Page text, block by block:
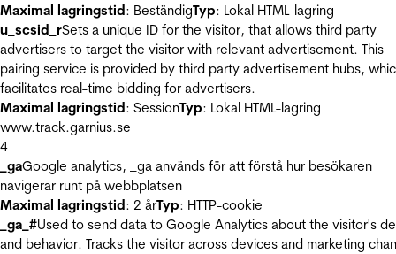
Maximal lagringstid: BeständigTyp: Lokal HTML-lagring
u_scsid_rSets a unique ID for the visitor, that allows third party
advertisers to target the visitor with relevant advertisement. This
pairing service is provided by third party advertisement hubs,
facilitates real-time bidding for advertisers.
Maximal lagringstid: SessionTyp: Lokal HTML-lagring
www.track.garnius.se
4
_gaGoogle analytics, _ga används för att förstå hur besökaren
navigerar runt på webbplatsen
Maximal lagringstid: 2 årTyp: HTTP-cookie
_ga_#Used to send data to Google Analytics about the visitor's
and behavior. Tracks the visitor across devices and marketing